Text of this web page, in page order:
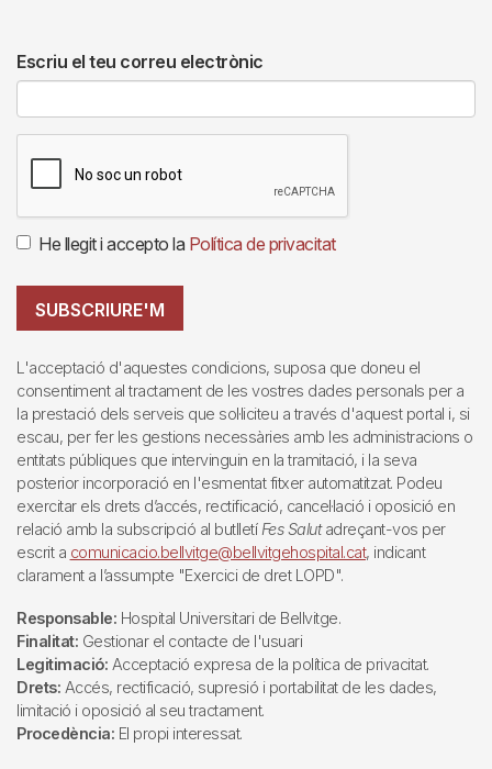
Escriu el teu correu electrònic
He llegit i accepto la Política de privacitat
SUBSCRIURE'M
L'acceptació d'aquestes condicions, suposa que doneu el
consentiment al tractament de les vostres dades personals per a
la prestació dels serveis que sol·liciteu a través d'aquest portal i, si
escau, per fer les gestions necessàries amb les administracions o
entitats públiques que intervinguin en la tramitació, i la seva
posterior incorporació en l'esmentat fitxer automatitzat. Podeu
exercitar els drets d’accés, rectificació, cancel·lació i oposició en
relació amb la subscripció al butlletí Fes Salutadreçant-vos per
escrit a comunicacio.bellvitge@bellvitgehospital.cat, indicant
clarament a l’assumpte "Exercici de dret LOPD".
Responsable: Hospital Universitari de Bellvitge.
Finalitat: Gestionar el contacte de l'usuari
Legitimació: Acceptació expresa de la política de privacitat.
Drets: Accés, rectificació, supresió i portabilitat de les dades,
limitació i oposició al seu tractament.
Procedència: El propi interessat.